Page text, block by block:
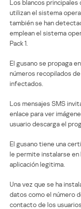
Los blancos
utilizan el sistema
también se han
emplean el sistema
Pack 1.
El gusano se propaga
números recopilados
infectados.
Los mensajes SMS
enlace para ver
usuario descarga el
El gusano tiene una
le permite instalarse
aplicación legitima.
Una vez que se ha
datos como el número
contacto de los usuarios.